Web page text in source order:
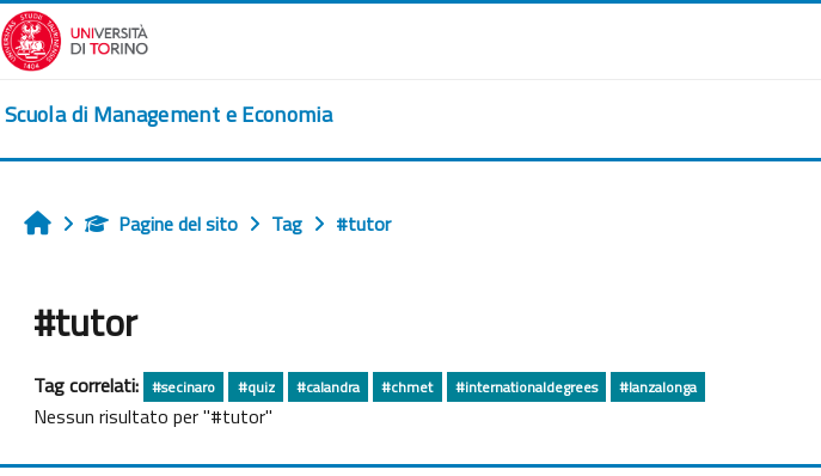
Vai al contenuto principale
Scuola di Management e Economia
HomePagine del sito Tag #tutor
#tutor
Tag correlati: #secinaro #quiz #calandra #chmet #internationaldegrees #lanzalonga
Nessun risultato per "#tutor"